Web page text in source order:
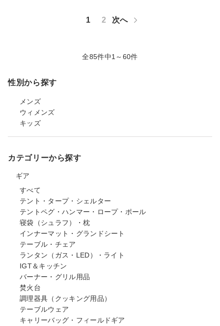
1 2 次へ
全85件中1～60件
性別から探す
メンズ
ウィメンズ
キッズ
カテゴリーから探す
ギア
すべて
テント・タープ・シェルター
テントペグ・ハンマー・ロープ・ポール
寝袋（シュラフ）・枕
インナーマット・グランドシート
テーブル・チェア
ランタン（ガス・LED）・ライト
IGT＆キッチン
バーナー・グリル用品
焚火台
調理器具（クッキング用品）
テーブルウェア
キャリーバッグ・フィールドギア